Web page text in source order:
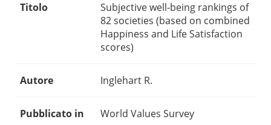
Titolo
Subjective well-being rankings of
82 societies (based on combined
Happiness and Life Satisfaction
scores)
Autore Inglehart R.
Pubblicato in World Values Survey